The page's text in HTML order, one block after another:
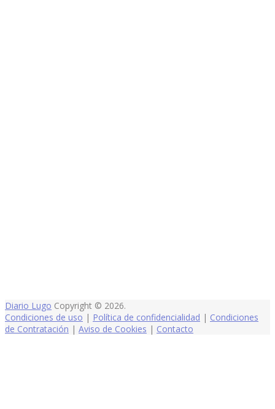
Diario Lugo Copyright © 2026.
Condiciones de uso | Política de confidencialidad | Condiciones
de Contratación | Aviso de Cookies | Contacto